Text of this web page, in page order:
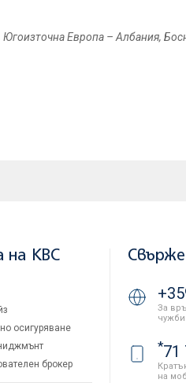
Европа – Албания,
на KBC
осигуряване
брокер
За
*71
на